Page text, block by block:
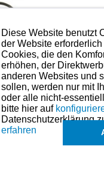
Lieferbar
2,30 € *
Diese Website benutzt
der Website
Cookies, die den
erhöhen, der
anderen Websites und
sollen, werden nur mit
oder alle nicht-
bitte hier auf
Datenschutzerklärung
erfahren